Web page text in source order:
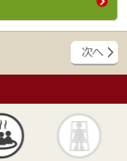
貸切風呂